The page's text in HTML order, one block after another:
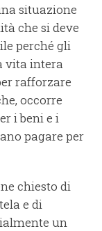
situazione
che si deve
perché gli
vita intera
rafforzare
occorre
i beni e i
pagare per
chiesto di
e di
un